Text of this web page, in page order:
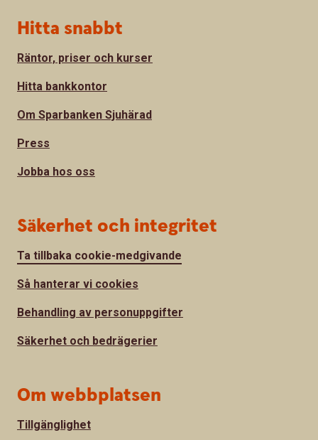
Hitta snabbt
Räntor, priser och kurser
Hitta bankkontor
Om Sparbanken Sjuhärad
Press
Jobba hos oss
Säkerhet och integritet
Ta tillbaka cookie-medgivande
Så hanterar vi cookies
Behandling av personuppgifter
Säkerhet och bedrägerier
Om webbplatsen
Tillgänglighet